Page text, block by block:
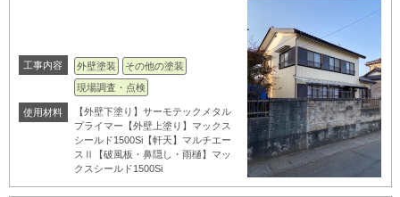
工事内容 外壁塗装
その他の塗装
現場調査・点検
使用材料
【外壁下塗り】サーモテックメタル
プライマー【外壁上塗り】マックス
シールド1500Si【軒天】マルチエー
スⅡ【破風板・鼻隠し・雨樋】マッ
クスシールド1500Si